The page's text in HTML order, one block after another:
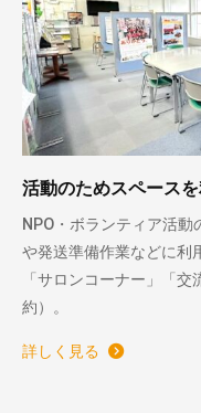
活動のためスペース
NPO・ボランティア活
や発送準備作業などに利
「サロンコーナー」「
約）。
詳しく見る